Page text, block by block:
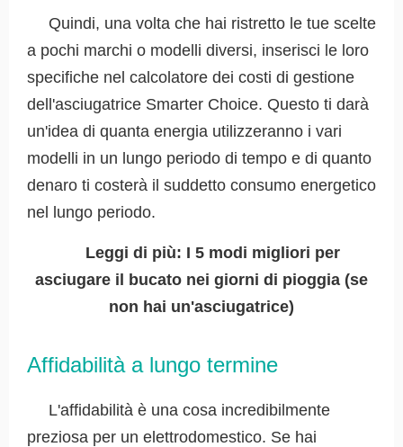
Quindi, una volta che hai ristretto le tue scelte
a pochi marchi o modelli diversi, inserisci le loro
specifiche nel calcolatore dei costi di gestione
dell'asciugatrice Smarter Choice. Questo ti darà
un'idea di quanta energia utilizzeranno i vari
modelli in un lungo periodo di tempo e di quanto
denaro ti costerà il suddetto consumo energetico
nel lungo periodo.
Leggi di più: I 5 modi migliori per
asciugare il bucato nei giorni di pioggia (se
non hai un'asciugatrice)
Affidabilità a lungo termine
L'affidabilità è una cosa incredibilmente
preziosa per un elettrodomestico. Se hai